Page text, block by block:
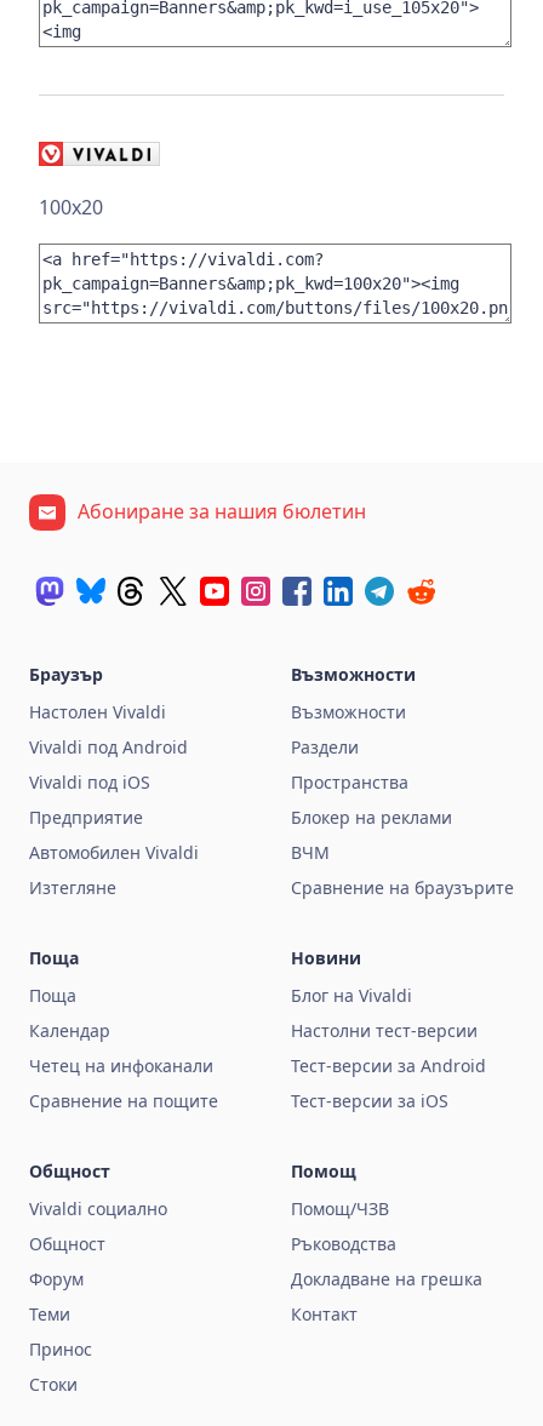
100x20
Абониране за нашия бюлетин
Браузър
Настолен Vivaldi
Vivaldi под Android
Vivaldi под iOS
Предприятие
Автомобилен Vivaldi
Изтегляне
Възможности
Възможности
Раздели
Пространства
Блокер на реклами
ВЧМ
Сравнение на браузърите
Поща
Поща
Календар
Четец на инфоканали
Сравнение на пощите
Новини
Блог на Vivaldi
Настолни тест-версии
Тест-версии за Android
Тест-версии за iOS
Общност
Vivaldi социално
Общност
Форум
Теми
Принос
Стоки
Помощ
Помощ/ЧЗВ
Ръководства
Докладване на грешка
Контакт